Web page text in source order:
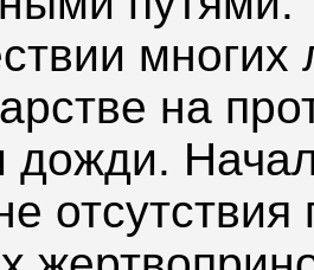
многих
на
дожди.